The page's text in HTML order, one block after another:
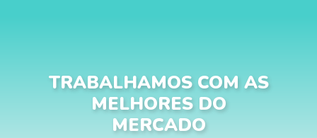
TRABALHAMOS COM AS
MELHORES DO
MERCADO